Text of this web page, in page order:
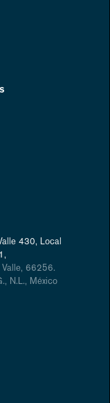
430, Local
66256.
N.L., México